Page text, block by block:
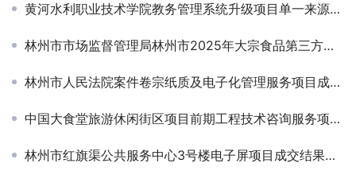
黄河水利职业技术学院教务管理系统升级项目单一来源结果公示
林州市市场监督管理局林州市2025年大宗食品第三方抽检项目中标公告
林州市人民法院案件卷宗纸质及电子化管理服务项目成交结果公告
中国大食堂旅游休闲街区项目前期工程技术咨询服务项目变更公告
林州市红旗渠公共服务中心3号楼电子屏项目成交结果公告